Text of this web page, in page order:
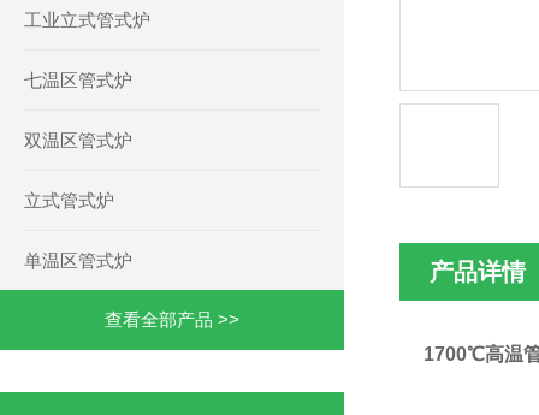
工业立式管式炉
七温区管式炉
双温区管式炉
立式管式炉
单温区管式炉
查看全部产品 >>
产品详情
1700℃高温